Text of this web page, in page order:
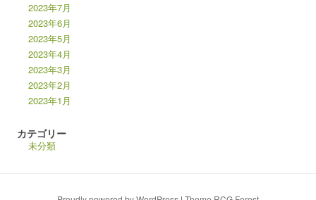
2023年7月
2023年6月
2023年5月
2023年4月
2023年3月
2023年2月
2023年1月
カテゴリー
未分類